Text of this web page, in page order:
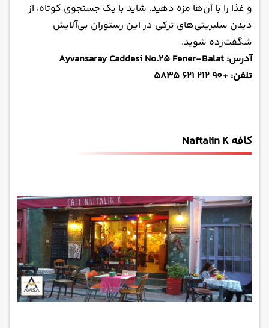
و غذا را با آن‌ها مزه دهید. شاید با یک جستجوی کوتاه، از
دیدن سلبریتی‌های ترکی در این رستوران بی‌آلایش
شگفت‌زده شوید.
آدرس: Ayvansaray Caddesi No.25 Fener-Balat
تلفن: +90 212 621 5835
کافه Naftalin K